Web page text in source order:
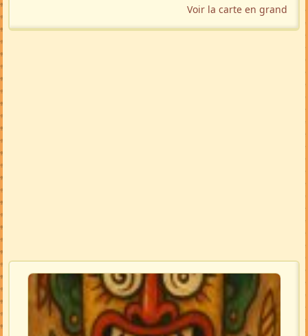
Voir la carte en grand